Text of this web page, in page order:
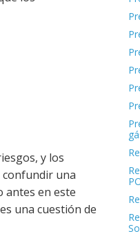
y los
confundir una
antes en este
una cuestión de